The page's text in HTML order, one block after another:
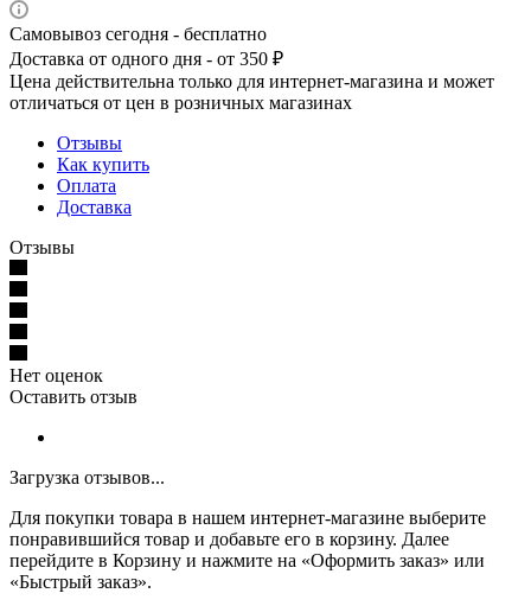
Самовывоз сегодня - бесплатно
Доставка от одного дня - от 350 ₽
Цена действительна только для интернет-магазина и может
отличаться от цен в розничных магазинах
Отзывы
Как купить
Оплата
Доставка
Отзывы
Нет оценок
Оставить отзыв
Загрузка отзывов...
Для покупки товара в нашем интернет-магазине выберите
понравившийся товар и добавьте его в корзину. Далее
перейдите в Корзину и нажмите на «Оформить заказ» или
«Быстрый заказ».